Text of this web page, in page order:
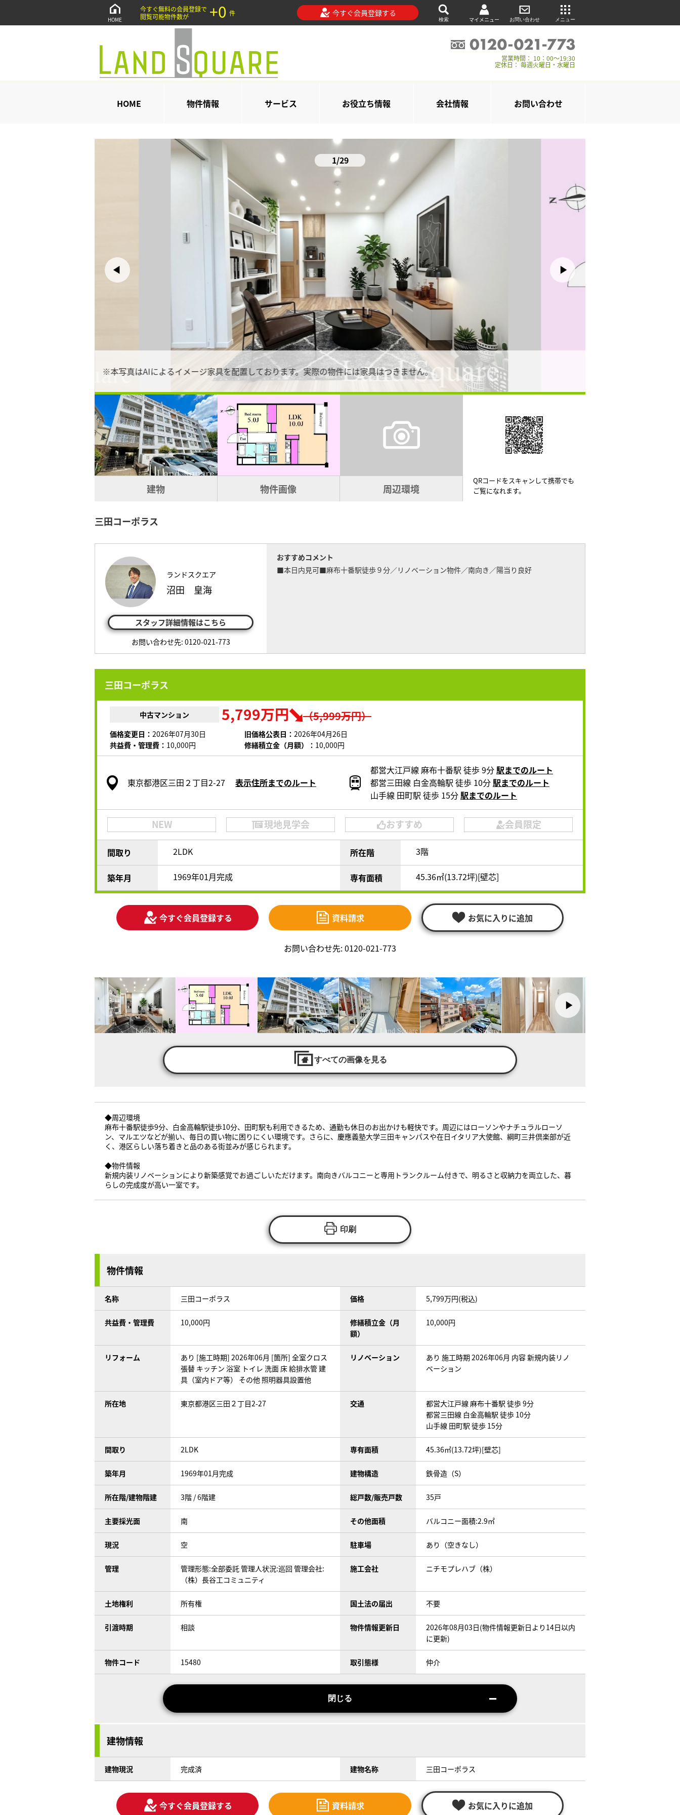
HOME
今すぐ無料の会員登録で
閲覧可能物件数が
+0 件 今すぐ会員登録する
検索 マイメニュー お問い合わせ メニュー
営業時間： 10：00～19:30
定休日： 毎週火曜日・水曜日
HOME 物件情報 サービス お役立ち情報 会社情報 お問い合わせ
※本写真はAIによるイメージ家具を配置しております。実際の物件には家具はつきません。
1/29
建物 物件画像 周辺環境
QRコードをスキャンして携帯でも
ご覧になれます。
三田コーポラス
ランドスクエア
沼田 皇海
スタッフ詳細情報はこちら
お問い合わせ先: 0120-021-773
おすすめコメント
■本日内見可■麻布十番駅徒歩９分／リノベーション物件／南向き／陽当り良好
三田コーポラス
中古マンション 5,799万円 （5,999万円）
価格変更日： 2026年07月30日 旧価格公表日：2026年04月26日
共益費・管理費： 10,000円 修繕積立金（月額）： 10,000円
東京都港区三田２丁目2-27 表示住所までのルート
都営大江戸線 麻布十番駅 徒歩 9分駅までのルート
都営三田線 白金高輪駅 徒歩 10分駅までのルート
山手線 田町駅 徒歩 15分駅までのルート
NEW 現地見学会 おすすめ 会員限定
間取り 2LDK 所在階 3階
築年月 1969年01月完成 専有面積 45.36㎡(13.72坪)[壁芯]
今すぐ会員登録する 資料請求 お気に入りに追加
お問い合わせ先: 0120-021-773
すべての画像を見る
◆周辺環境
麻布十番駅徒歩9分、白金高輪駅徒歩10分、田町駅も利用できるため、通勤も休日のお出かけも軽快です。周辺にはローソンやナチュラルローソ
ン、マルエツなどが揃い、毎日の買い物に困りにくい環境です。さらに、慶應義塾大学三田キャンパスや在日イタリア大使館、綱町三井倶楽部が近
く、港区らしい落ち着きと品のある街並みが感じられます。
◆物件情報
新規内装リノベーションにより新築感覚でお過ごしいただけます。南向きバルコニーと専用トランクルーム付きで、明るさと収納力を両立した、暮
らしの完成度が高い一室です。
印刷
物件情報
名称 三田コーポラス 価格 5,799万円(税込)
共益費・管理費 10,000円
修繕積立金（月
額）
10,000円
リフォーム
あり [施工時期] 2026年06月 [箇所] 全室クロス
張替 キッチン 浴室 トイレ 洗面 床 給排水管 建
具（室内ドア等） その他 照明器具設置他
リノベーション
あり 施工時期 2026年06月 内容 新規内装リノ
ベーション
所在地 東京都港区三田２丁目2-27 交通
都営大江戸線 麻布十番駅 徒歩 9分
都営三田線 白金高輪駅 徒歩 10分
山手線 田町駅 徒歩 15分
間取り 2LDK 専有面積 45.36㎡(13.72坪)[壁芯]
築年月 1969年01月完成 建物構造 鉄骨造（S）
所在階/建物階建 3階 / 6階建 総戸数/販売戸数 35戸
主要採光面 南 その他面積 バルコニー面積:2.9㎡
現況 空 駐車場 あり（空きなし）
管理
管理形態:全部委託 管理人状況:巡回 管理会社:
（株）長谷工コミュニティ
施工会社 ニチモプレハブ（株）
土地権利 所有権 国土法の届出 不要
引渡時期 相談 物件情報更新日
2026年08月03日(物件情報更新日より14日以内
に更新)
物件コード 15480 取引態様 仲介
閉じる
建物情報
建物現況 完成済 建物名称 三田コーポラス
今すぐ会員登録する 資料請求 お気に入りに追加